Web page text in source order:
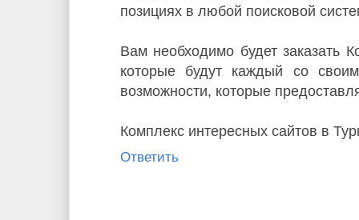
позициях в любой поисковой
Вам необходимо будет заказать
которые будут каждый со
возможности, которые
Комплекс интересных сайтов в
Ответить